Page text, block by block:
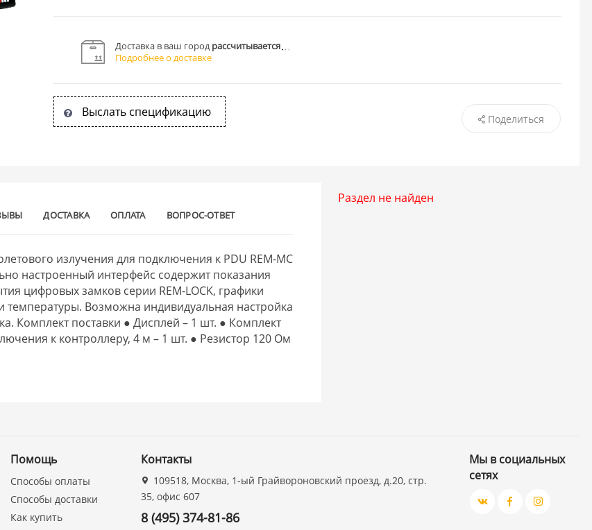
Доставка в ваш городрассчитывается
Подробнее о доставке
Выслать спецификацию Поделиться
ДОСТАВКА ОПЛАТА ВОПРОС-ОТВЕТ
излучения для подключения к PDU REM-MC
настроенный интерфейс содержит показания
цифровых замков серии REM-LOCK, графики
Возможна индивидуальная настройка
Комплект поставки ● Дисплей – 1 шт. ● Комплект
к контроллеру, 4 м – 1 шт. ● Резистор 120 Ом
Раздел не найден
Помощь
Способы оплаты
Способы доставки
Как купить
Контакты
109518, Москва, 1-ый Грайвороновский проезд, д.20, стр.
35, офис 607
8 (495) 374-81-86
Мы в социальных
сетях